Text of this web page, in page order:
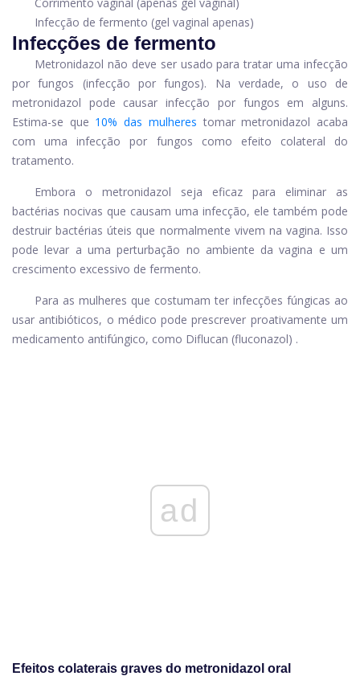
Infecção de fermento (gel vaginal apenas)
Infecções de fermento
Metronidazol não deve ser usado para tratar uma infecção
por fungos (infecção por fungos). Na verdade, o uso de
metronidazol pode causar infecção por fungos em alguns.
Estima-se que 10% das mulheres tomar metronidazol acaba
com uma infecção por fungos como efeito colateral do
tratamento.
Embora o metronidazol seja eficaz para eliminar as
bactérias nocivas que causam uma infecção, ele também pode
destruir bactérias úteis que normalmente vivem na vagina. Isso
pode levar a uma perturbação no ambiente da vagina e um
crescimento excessivo de fermento.
Para as mulheres que costumam ter infecções fúngicas ao
usar antibióticos, o médico pode prescrever proativamente um
medicamento antifúngico, como Diflucan (fluconazol) .
ad
Efeitos colaterais graves do metronidazol oral